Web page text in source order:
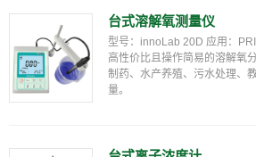
台式溶解氧测量仪
型号：innoLab 20D 应用：
高性价比且操作简易的溶解氧
制药、水产养殖、污水处理、
量。